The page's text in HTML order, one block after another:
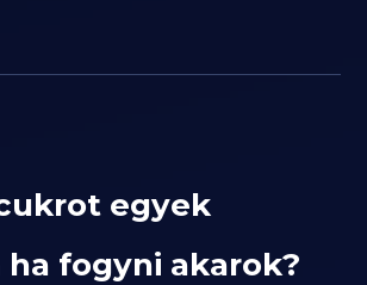
egyek
fogyni akarok?